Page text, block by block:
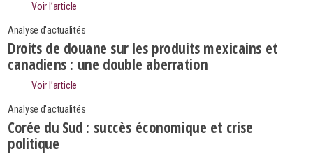
Voir l’article
Analyse d'actualités
Droits de douane sur les produits mexicains et
canadiens : une double aberration
Voir l’article
Analyse d'actualités
Corée du Sud : succès économique et crise
politique